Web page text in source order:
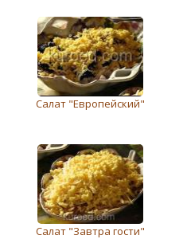
Салат "Европейский"
Салат "Завтра гости"